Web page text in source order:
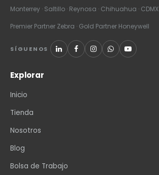
Monterrey · Saltillo · Reynosa · Chihuahua · CDMX
Premier Partner Zebra · Gold Partner Honeywell
SÍGUENOS
Explorar
Inicio
Tienda
Nosotros
Blog
Bolsa de Trabajo